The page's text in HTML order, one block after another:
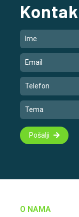
Pošalji
O NAMA